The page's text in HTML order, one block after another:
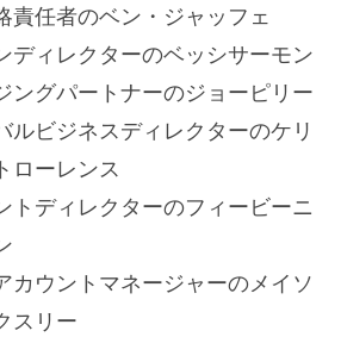
責任者のベン・ジャッフェ
ディレクターのベッシサーモン
ングパートナーのジョーピリー
ルビジネスディレクターのケリ
ローレンス
トディレクターのフィービーニ
カウントマネージャーのメイソ
スリー